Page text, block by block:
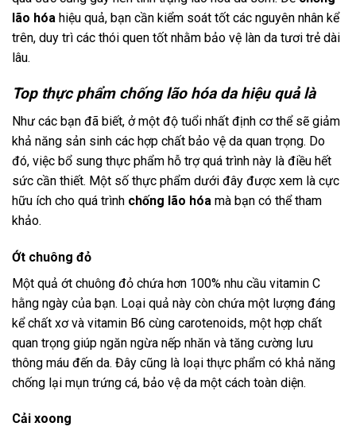
lão hóa hiệu quả, bạn cần kiểm soát tốt các nguyên nhân kể
trên, duy trì các thói quen tốt nhằm bảo vệ làn da tươi trẻ dài
lâu.
Top thực phẩm chống lão hóa da hiệu quả là
Như các bạn đã biết, ở một độ tuổi nhất định cơ thể sẽ giảm
khả năng sản sinh các hợp chất bảo vệ da quan trọng. Do
đó, việc bổ sung thực phẩm hỗ trợ quá trình này là điều hết
sức cần thiết. Một số thực phẩm dưới đây được xem là cực
hữu ích cho quá trình chống lão hóa mà bạn có thể tham
khảo.
Ớt chuông đỏ
Một quả ớt chuông đỏ chứa hơn 100% nhu cầu vitamin C
hằng ngày của bạn. Loại quả này còn chứa một lượng đáng
kể chất xơ và vitamin B6 cùng carotenoids, một hợp chất
quan trọng giúp ngăn ngừa nếp nhăn và tăng cường lưu
thông máu đến da. Đây cũng là loại thực phẩm có khả năng
chống lại mụn trứng cá, bảo vệ da một cách toàn diện.
Cải xoong